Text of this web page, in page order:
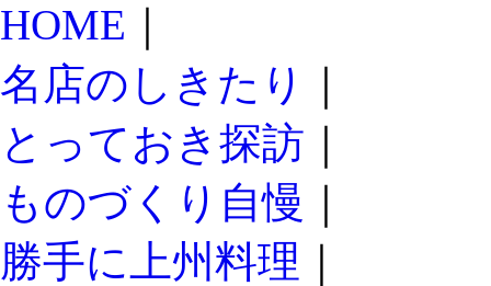
HOME
名店のしきたり
とっておき探訪
ものづくり自慢
勝手に上州料理